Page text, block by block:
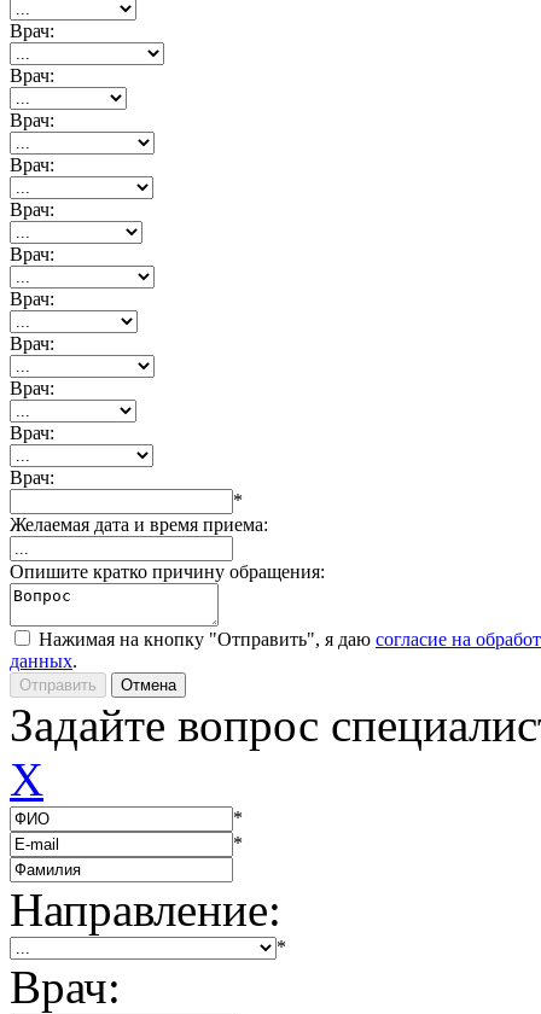
Врач:
Врач:
Врач:
Врач:
Врач:
Врач:
Врач:
Врач:
Врач:
Врач:
Врач:
*
Желаемая дата и время приема:
Опишите кратко причину обращения:
Нажимая на кнопку "Отправить", я даю согласие на
данных.
Задайте вопрос
X
*
*
Направление:
*
Врач: